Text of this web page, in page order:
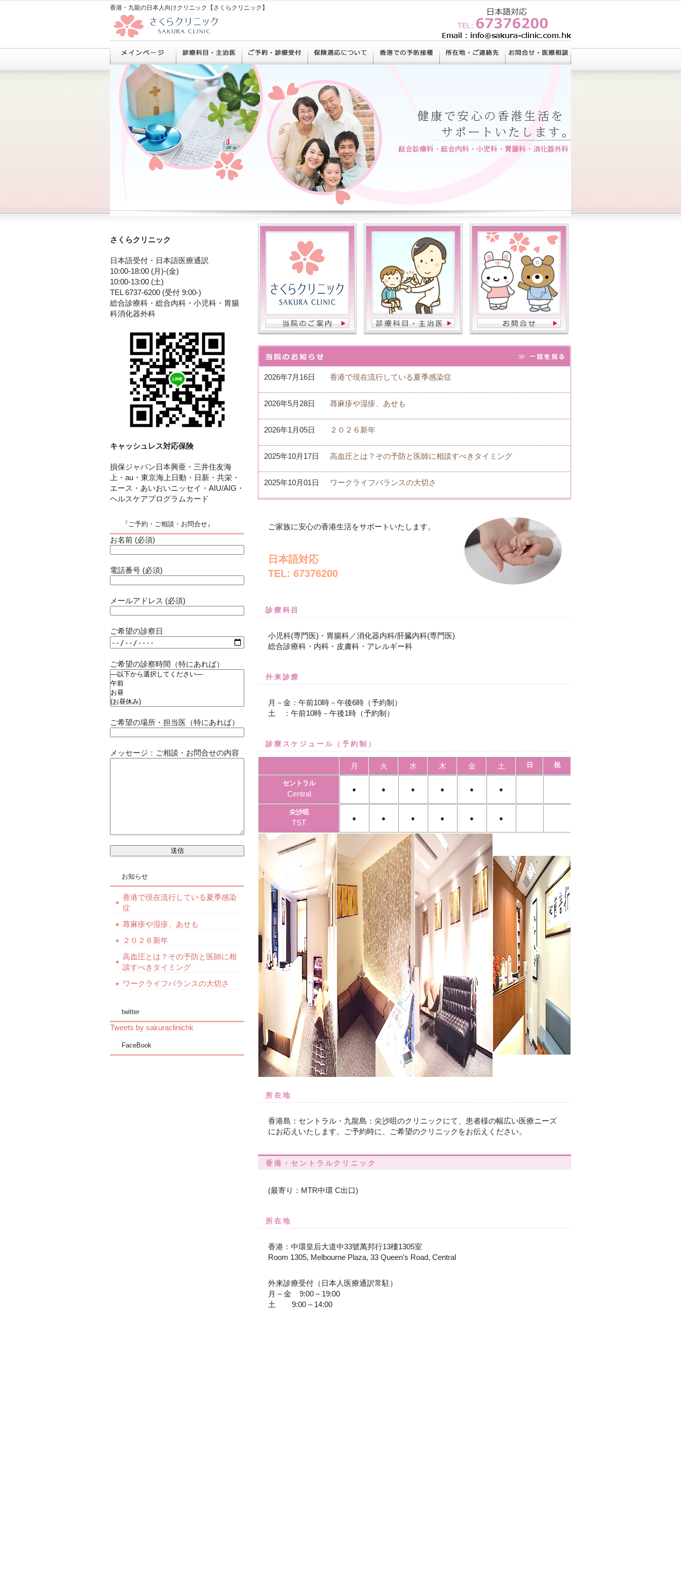
香港・九龍の日本人向けクリニック【さくらクリニック】
2026年7月16日 香港で現在流行している夏季感染症
2026年5月28日 蕁麻疹や湿疹、あせも
2026年1月05日 ２０２６新年
2025年10月17日 高血圧とは？その予防と医師に相談すべきタイミング
2025年10月01日 ワークライフバランスの大切さ
ご家族に安心の香港生活をサポートいたします。
日本語対応
TEL: 67376200
診療科目
小児科(専門医)・胃腸科／消化器内科/肝臓内科(専門医)
総合診療科・内科・皮膚科・アレルギー科
外来診療
月－金：午前10時－午後6時（予約制）
土 ：午前10時－午後1時（予約制）
診療スケジュール（予約制）
月 火 水 木 金 土 日 祝
セントラル
Central
● ● ● ● ● ●
尖沙咀
TST
● ● ● ● ● ●
所在地
香港島：セントラル・九龍島：尖沙咀のクリニックにて、患者様の幅広い医療ニーズ
にお応えいたします。ご予約時に、ご希望のクリニックをお伝えください。
香港・セントラルクリニック
(最寄り：MTR中環 C出口)
所在地
香港：中環皇后大道中33號萬邦行13樓1305室
Room 1305, Melbourne Plaza, 33 Queen’s Road, Central
外来診療受付（日本人医療通訳常駐）
月 – 金 9:00 – 19:00
土 9:00 – 14:00
さくらクリニック
日本語受付・日本語医療通訳
10:00-18:00 (月)-(金)
10:00-13:00 (土)
TEL 6737-6200 (受付 9:00-)
総合診療科・総合內科・小児科・胃腸
科消化器外科
キャッシュレス対応保険
損保ジャパン日本興亜・三井住友海
上・au・東京海上日動・日新・共栄・
エース・あいおいニッセイ・AIU/AIG・
ヘルスケアプログラムカード
『ご予約・ご相談・お問合せ』
お名前 (必須)
電話番号 (必須)
メールアドレス (必須)
ご希望の診察日
ご希望の診察時間（特にあれば）
ご希望の場所・担当医（特にあれば）
メッセージ：ご相談・お問合せの内容
お知らせ
香港で現在流行している夏季感染
症
蕁麻疹や湿疹、あせも
２０２６新年
高血圧とは？その予防と医師に相
談すべきタイミング
ワークライフバランスの大切さ
twitter
Tweets by sakuraclinichk
FaceBook